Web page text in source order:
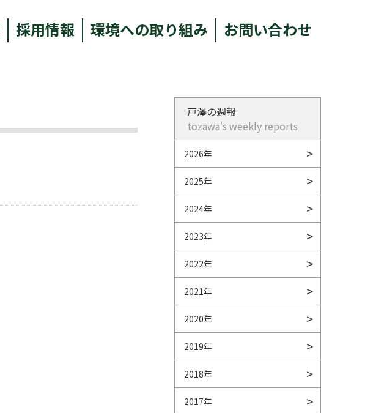
採用情報 環境への取り組み お問い合わせ
戸澤の週報
tozawa's weekly reports
2026年
2025年
2024年
2023年
2022年
2021年
2020年
2019年
2018年
2017年